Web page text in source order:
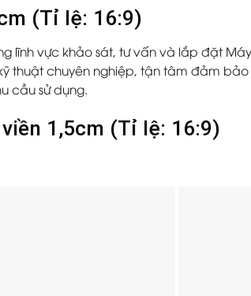
(Tỉ lệ: 16:9)
lĩnh vực khảo sát, tư vấn và lắp đặt
thuật chuyên nghiệp, tận tâm đảm
cầu sử dụng.
1,5cm (Tỉ lệ: 16:9)